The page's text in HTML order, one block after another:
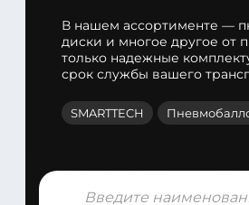
В нашем ассортименте —
диски и многое другое от
только надежные
срок службы вашего
SMARTTECH
Поиск
товаров